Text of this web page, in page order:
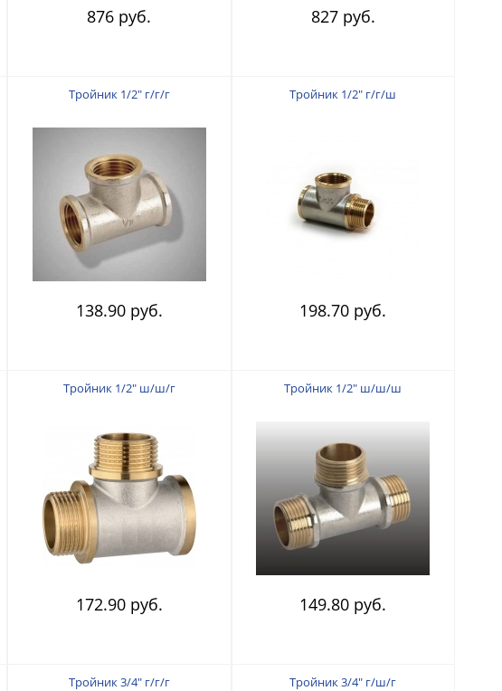
876 руб. 827 руб.
Тройник 1/2" г/г/г
138.90 руб.
Тройник 1/2" г/г/ш
198.70 руб.
Тройник 1/2" ш/ш/г
172.90 руб.
Тройник 1/2" ш/ш/ш
149.80 руб.
Тройник 3/4" г/г/г Тройник 3/4" г/ш/г